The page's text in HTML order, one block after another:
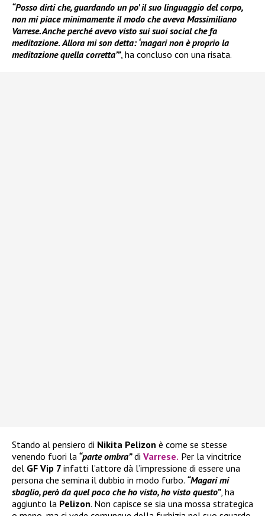
“Posso dirti che, guardando un po’ il suo linguaggio del corpo,
non mi piace minimamente il modo che aveva Massimiliano
Varrese. Anche perché avevo visto sui suoi social che fa
meditazione. Allora mi son detta: ‘magari non è proprio la
meditazione quella corretta’”, ha concluso con una risata.
Stando al pensiero di Nikita Pelizon è come se stesse
venendo fuori la “parte ombra”di Varrese. Per la vincitrice
del GF Vip 7 infatti l’attore dà l’impressione di essere una
persona che semina il dubbio in modo furbo. “Magari mi
sbaglio, però da quel poco che ho visto, ho visto questo”, ha
aggiunto la Pelizon. Non capisce se sia una mossa strategica